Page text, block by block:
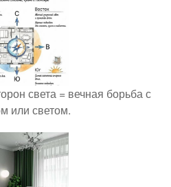
света = вечная борьба с
или светом.